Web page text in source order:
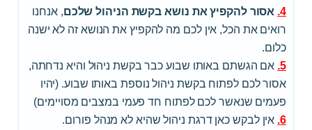
4. אסור להקפיץ את נושא בקשת הניהול שלכם, אנחנו
רואים את הכל, אין לכם מה להקפיץ את הנושא זה לא ישנה
כלום.
5. אם הגשתם באותו שבוע כבר בקשת ניהול והיא נדחתה,
אסור לכם לפתוח בקשת ניהול נוספת באותו שבוע. (יהיו
פעמים שנאשר לכם לפתוח חד פעמי במצבים מסויימים)
6. אין לבקש כאן דרגת ניהול שהיא לא מנהל פורום.